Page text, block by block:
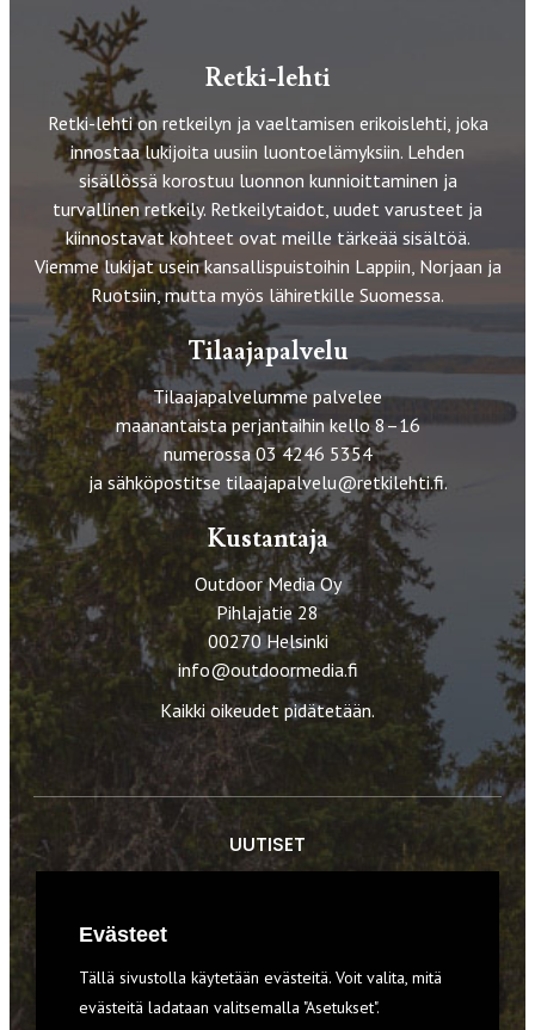
Retki-lehti
Retki-lehti on retkeilyn ja vaeltamisen erikoislehti, joka
innostaa lukijoita uusiin luontoelämyksiin. Lehden
sisällössä korostuu luonnon kunnioittaminen ja
turvallinen retkeily. Retkeilytaidot, uudet varusteet ja
kiinnostavat kohteet ovat meille tärkeää sisältöä.
Viemme lukijat usein kansallispuistoihin Lappiin, Norjaan ja
Ruotsiin, mutta myös lähiretkille Suomessa.
Tilaajapalvelu
Tilaajapalvelumme palvelee
maanantaista perjantaihin kello 8–16
numerossa 03 4246 5354
ja sähköpostitse tilaajapalvelu@retkilehti.fi.
Kustantaja
Outdoor Media Oy
Pihlajatie 28
00270 Helsinki
info@outdoormedia.fi
Kaikki oikeudet pidätetään.
UUTISET
VARUSTEET
Evästeet
Tällä sivustolla käytetään evästeitä. Voit valita, mitä
evästeitä ladataan valitsemalla "Asetukset".